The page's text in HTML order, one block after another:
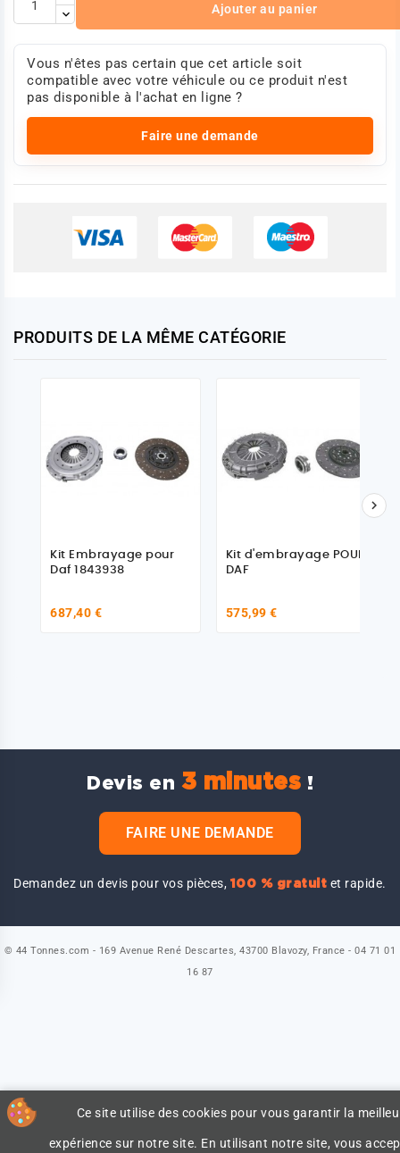
Ajouter au panier
Vous n'êtes pas certain que cet article soit
compatible avec votre véhicule ou ce produit n'est
pas disponible à l'achat en ligne ?
Faire une demande
PRODUITS DE LA MÊME CATÉGORIE
Kit Embrayage pour
Daf 1843938
687,40 €
Kit d'embrayage POUR
DAF
575,99 €

Devis en 3 minutes !
FAIRE UNE DEMANDE
Demandez un devis pour vos pièces, 100 % gratuit et rapide.
Ce site utilise des cookies pour vous garantir la
expérience sur notre site. En utilisant notre site, vous
© 44 Tonnes.com - 169 Avenue René Descartes, 43700 Blavozy, France - 04 71 01
16 87